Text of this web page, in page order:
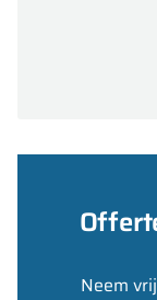
Neem